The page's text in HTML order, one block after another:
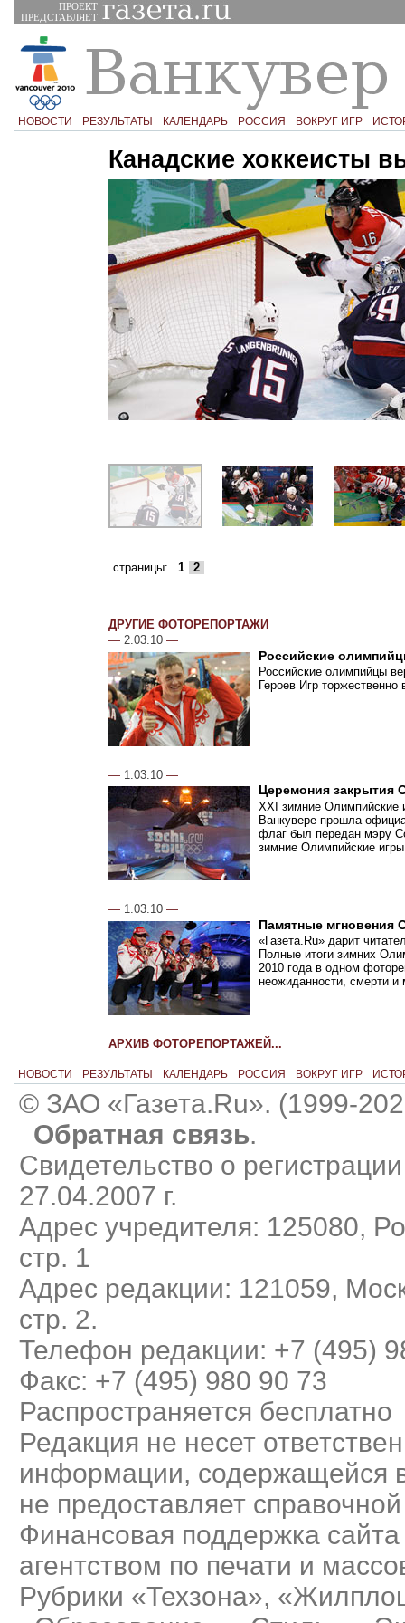
ПРОЕКТ
ПРЕДСТАВЛЯЕТ
НОВОСТИ РЕЗУЛЬТАТЫ КАЛЕНДАРЬ РОССИЯ ВОКРУГ ИГР
Канадские хоккеисты
страницы: 1 2
ДРУГИЕ ФОТОРЕПОРТАЖИ
—2.03.10 —
Российские
Российские олимпийцы
Героев Игр
— 1.03.10 —
Церемония закрытия
XXI зимние Олимпийские
Ванкувере прошла
флаг был передан мэру
зимние Олимпийские
— 1.03.10 —
Памятные мгновения
«Газета.Ru» дарит
Полные итоги зимних
2010 года в одном
неожиданности, смерти и
АРХИВ ФОТОРЕПОРТАЖЕЙ...
НОВОСТИ РЕЗУЛЬТАТЫ КАЛЕНДАРЬ РОССИЯ ВОКРУГ ИГР
© ЗАО «Газета.Ru». (1999-
Обратная связь.
Свидетельство о
27.04.2007 г.
Адрес учредителя: 125080,
стр. 1
Адрес редакции: 121059,
стр. 2.
Телефон редакции: +7 (495)
Факс: +7 (495) 980 90 73
Распространяется бесплатно
Редакция не несет
информации, содержащейся
не предоставляет
Финансовая поддержка
агентством по печати и
Рубрики «Техзона»,